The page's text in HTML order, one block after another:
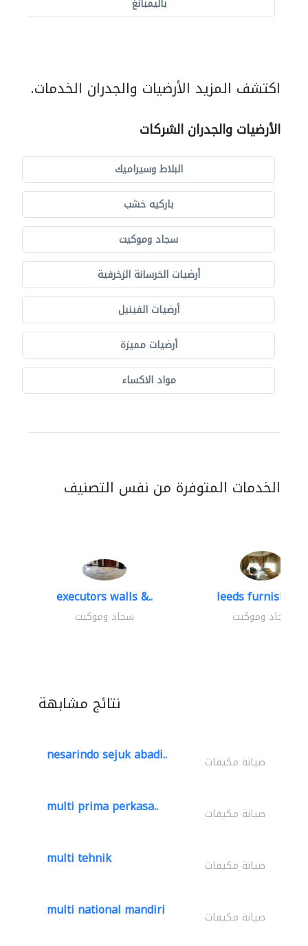
باليمبانغ
اكتشف المزيد الأرضيات والجدران الخدمات.
الأرضيات والجدران الشركات
البلاط وسيراميك
باركيه خشب
سجاد وموكيت
أرضيات الخرسانة الزخرفية
أرضيات الفينيل
أرضيات مميزة
مواد الاكساء
الخدمات المتوفرة من نفس التصنيف
executors walls &..
سجاد وموكيت
leeds furnishings
سجاد وموكيت
نتائج مشابهة
nesarindo sejuk abadi.. صيانة مكيفات
multi prima perkasa.. صيانة مكيفات
multi tehnik صيانة مكيفات
multi national mandiri صيانة مكيفات